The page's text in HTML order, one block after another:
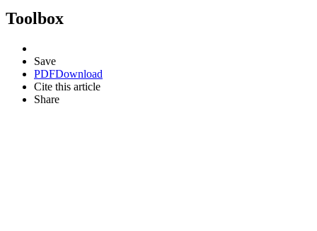
Toolbox
Save
PDFDownload
Cite this article
Share